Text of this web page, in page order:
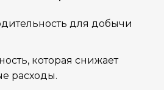
для добычи
которая снижает
расходы.